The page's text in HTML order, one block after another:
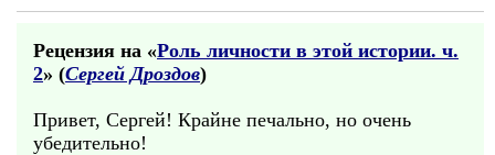
Рецензия на «Роль личности в этой истории. ч.
2» (Сергей Дроздов)
Привет, Сергей! Крайне печально, но очень
убедительно!